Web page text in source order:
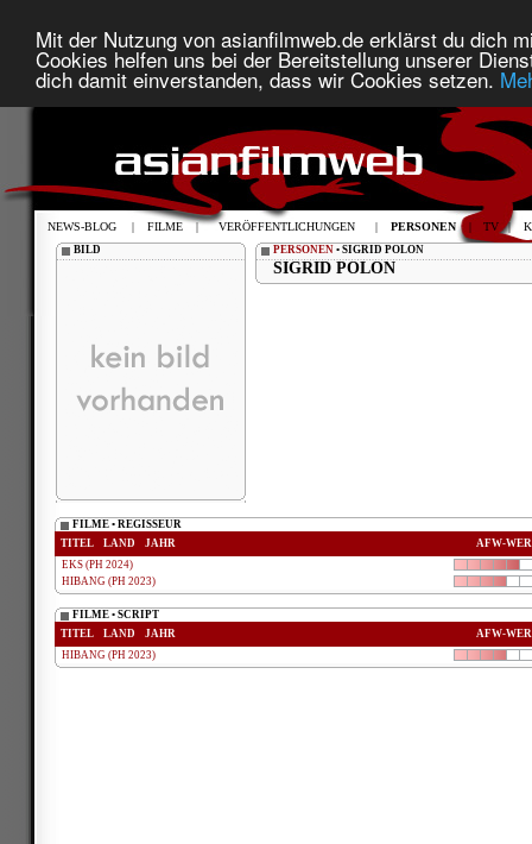
Mit der Nutzung von asianfilmweb.de erklärst du dich
Cookies helfen uns bei der Bereitstellung unserer
dich damit einverstanden, dass wir Cookies setzen.
NEWS-BLOG | FILME | VERÖFFENTLICHUNGEN | PERSONEN | TV |
BILD PERSONEN • SIGRID POLON
SIGRID POLON
FILME • REGISSEUR
TITEL
LAND JAHR
AFW-
EKS (PH 2024)
HIBANG (PH 2023)
FILME • SCRIPT
TITEL
LAND JAHR
AFW-
HIBANG (PH 2023)